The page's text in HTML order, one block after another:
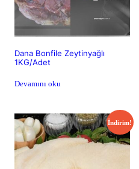
Dana Bonfile Zeytinyağlı
1KG/Adet
Devamını oku
İndirim!